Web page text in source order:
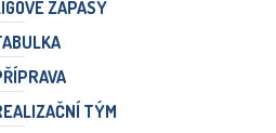
ZÁPASY
TÝM